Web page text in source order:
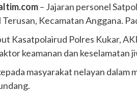
– Jajaran personel
Kecamatan Anggana.
Kasatpolairud Polres Kukar,
keamanan dan keselamatan
masyarakat nelayan